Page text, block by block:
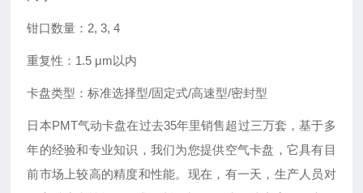
钳口数量： 2, 3, 4
重复性： 1.5 μm以内
卡盘类型：标准选择型/固定式/高速型/密封型
日本PMT气动卡盘在过去35年里销售超过三万套，基于多
年的经验和专业知识，我们为您提供空气卡盘，它具有目
前市场上较高的精度和性能。现在，有一天，生产人员对